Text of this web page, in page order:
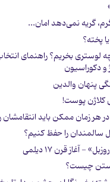
گریه نمی‌دهد امان...
پخته؟
لوستری بخریم؟ راهنمای
و دکوراسیون
پنهان والدین
کلاژن پوست!
سالمندان را حفظ کنیم؟
- آغاز قرن ۱۷ دیلمی
چیست؟